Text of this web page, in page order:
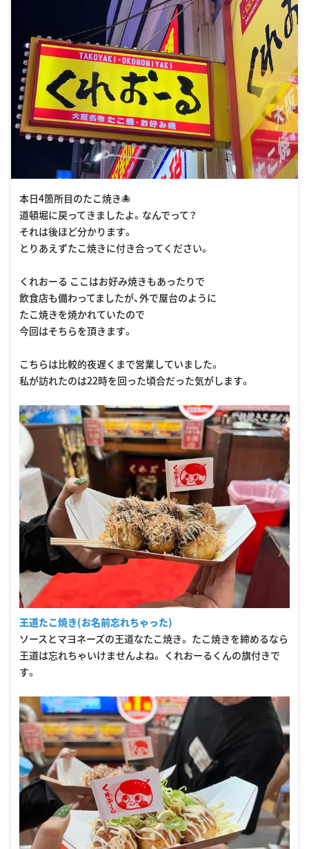
本日4箇所目のたこ焼き🐙
道頓堀に戻ってきましたよ。なんでって？
それは後ほど分かります。
とりあえずたこ焼きに付き合ってください。
くれおーる ここはお好み焼きもあったりで
飲食店も備わってましたが、外で屋台のように
たこ焼きを焼かれていたので
今回はそちらを頂きます。
こちらは比較的夜遅くまで営業していました。
私が訪れたのは22時を回った頃合だった気がします。
王道たこ焼き(お名前忘れちゃった)
ソースとマヨネーズの王道なたこ焼き。 たこ焼きを締めるなら
王道は忘れちゃいけませんよね。 くれおーるくんの旗付きで
す。